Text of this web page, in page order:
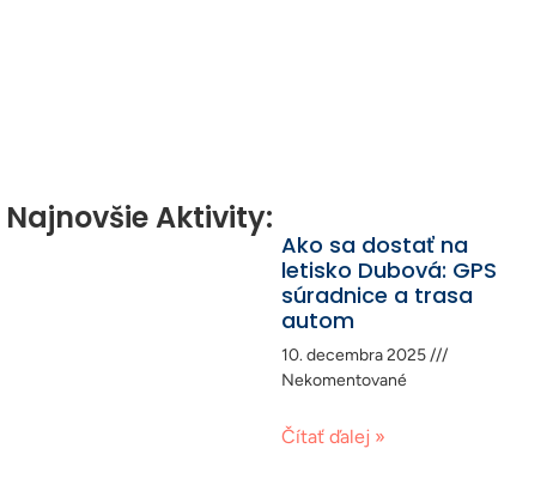
Najnovšie Aktivity:
Ako sa dostať na
letisko Dubová: GPS
súradnice a trasa
autom
10. decembra 2025
Nekomentované
Čítať ďalej »